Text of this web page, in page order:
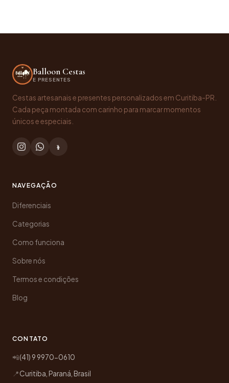
Balloon Cestas
E PRESENTES
Cestas artesanais e presentes personalizados em Curitiba-PR.
Cada peça montada com carinho para marcar momentos
únicos e especiais.
NAVEGAÇÃO
Diferenciais
Categorias
Como funciona
Sobre nós
Termos e condições
Blog
CONTATO
📲(41) 9 9970-0610
📍Curitiba, Paraná, Brasil